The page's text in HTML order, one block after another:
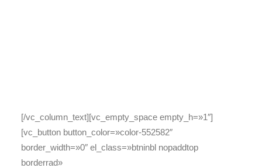
[/vc_column_text][vc_empty_space empty_h=»1″]
[vc_button button_color=»color-552582″
border_width=»0″ el_class=»btninbl nopaddtop
borderrad»